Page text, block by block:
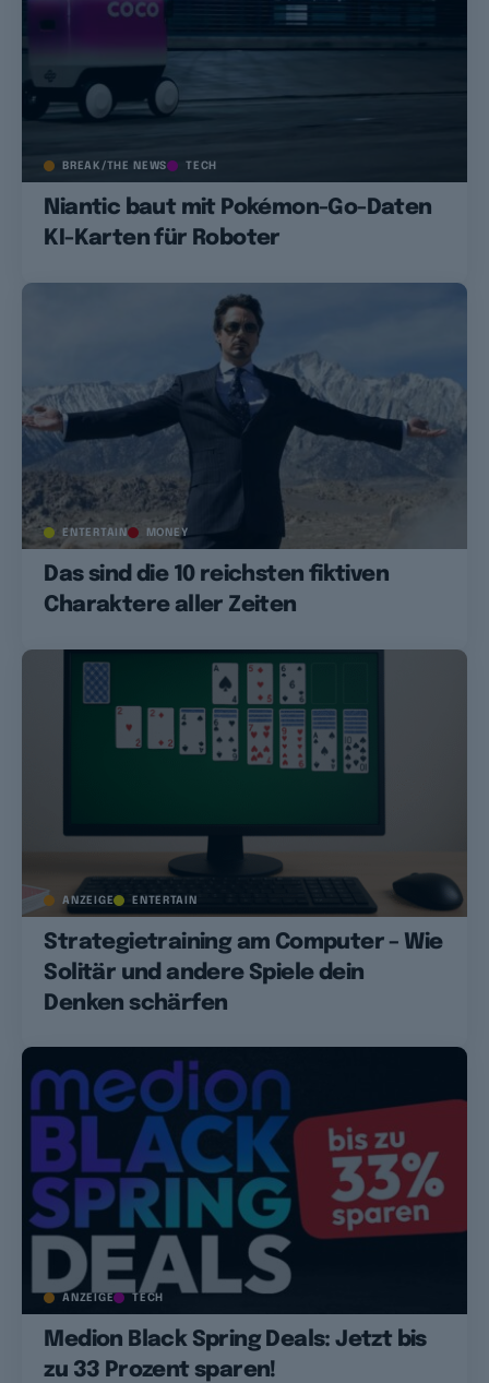
BREAK/THE NEWS TECH
Niantic baut mit Pokémon-Go-Daten
KI-Karten für Roboter
ENTERTAIN MONEY
Das sind die 10 reichsten fiktiven
Charaktere aller Zeiten
ANZEIGE ENTERTAIN
Strategietraining am Computer – Wie
Solitär und andere Spiele dein
Denken schärfen
ANZEIGE TECH
Medion Black Spring Deals: Jetzt bis
zu 33 Prozent sparen!